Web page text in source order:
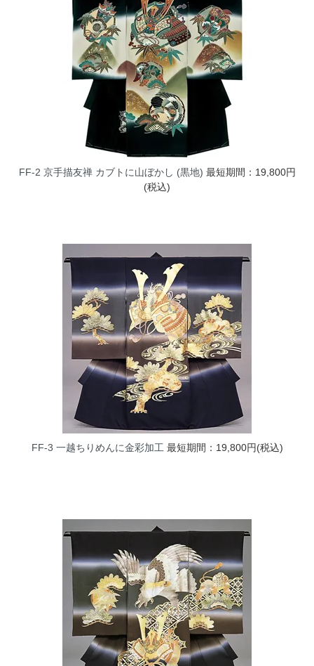
FF-2 京手描友禅 カブトに山ぼかし (黒地) 最短期間：19,800円
(税込)
FF-3 一越ちりめんに金彩加工 最短期間：19,800円(税込)